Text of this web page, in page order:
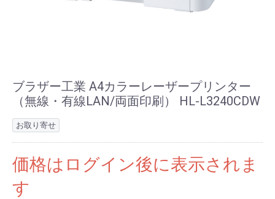
ブラザー工業 A4カラーレーザープリンター
（無線・有線LAN/両面印刷） HL-L3240CDW
お取り寄せ
価格はログイン後に表示されま
す